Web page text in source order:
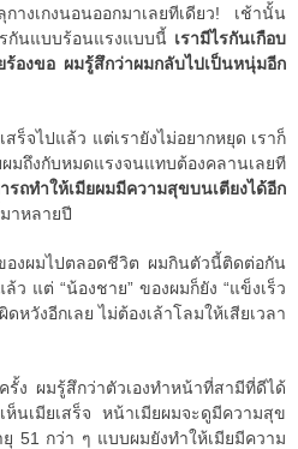
างเกงนอนออกมาเลยทีเดียว! เช้านั้น
กันแบบร้อนแรงแบบนี้ เรามีไรกันเกือบ
องขอ ผมรู้สึกว่าผมกลับไปเป็นหนุ่มอีก
ร็จไปแล้ว แต่เรายังไม่อยากหยุด เราก็
ถึงกับหมดแรงจนแทบต้องคลานเลยที
ถทำให้เมียผมมีความสุขบนเตียงได้อีก
าหลายปี
องผมไปตลอดชีวิต ผมกินตัวนี้ติดต่อกัน
แต่ “น้องชาย” ของผมก็ยัง “แข็งเร็ว
หวังอีกเลย ไม่ต้องเล้าโลมให้เสียเวลา
รั้ง ผมรู้สึกว่าตัวเองทำหน้าที่สามีที่ดีได้
นเมียเสร็จ หน้าเมียผมจะดูมีความสุข
51 กว่า ๆ แบบผมยังทำให้เมียมีความ